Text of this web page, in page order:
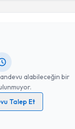
alabileceğin bir
Talep Et
ilişkinAydınlatma Metni